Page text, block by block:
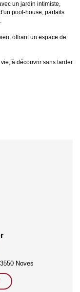
un jardin intimiste,
pool-house, parfaits
offrant un espace de
à découvrir sans tarder
Noves